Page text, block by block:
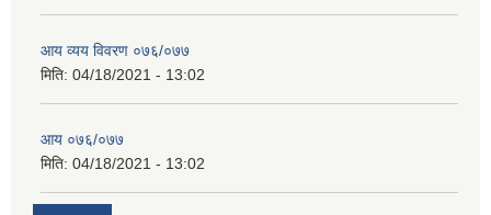
आय व्यय विवरण ०७६/०७७
मिति: 04/18/2021 - 13:02
आय ०७६/०७७
मिति: 04/18/2021 - 13:02